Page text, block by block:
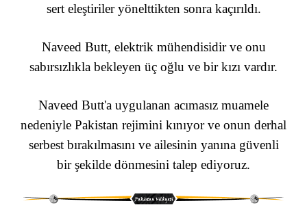
sert eleştiriler yönelttikten sonra kaçırıldı.
Naveed Butt, elektrik mühendisidir ve onu
sabırsızlıkla bekleyen üç oğlu ve bir kızı vardır.
Naveed Butt'a uygulanan acımasız muamele
nedeniyle Pakistan rejimini kınıyor ve onun derhal
serbest bırakılmasını ve ailesinin yanına güvenli
bir şekilde dönmesini talep ediyoruz.